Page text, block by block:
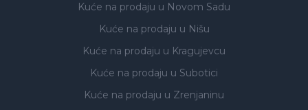
Kuće na prodaju u Novom Sadu
Kuće na prodaju u Nišu
Kuće na prodaju u Kragujevcu
Kuće na prodaju u Subotici
Kuće na prodaju u Zrenjaninu